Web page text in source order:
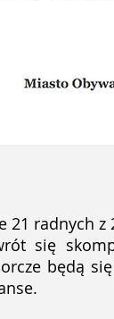
radnych z
się
będą